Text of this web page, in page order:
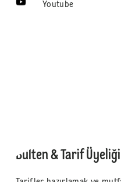
Youtube
Bülten & Tarif Üyeliği